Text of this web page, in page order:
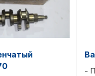
T411539